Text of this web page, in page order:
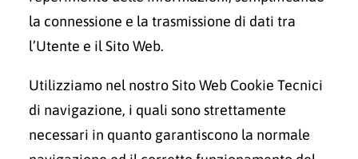
la connessione e la trasmissione di dati tra
l’Utente e il Sito Web.
Utilizziamo nel nostro Sito Web Cookie Tecnici
di navigazione, i quali sono strettamente
necessari in quanto garantiscono la normale